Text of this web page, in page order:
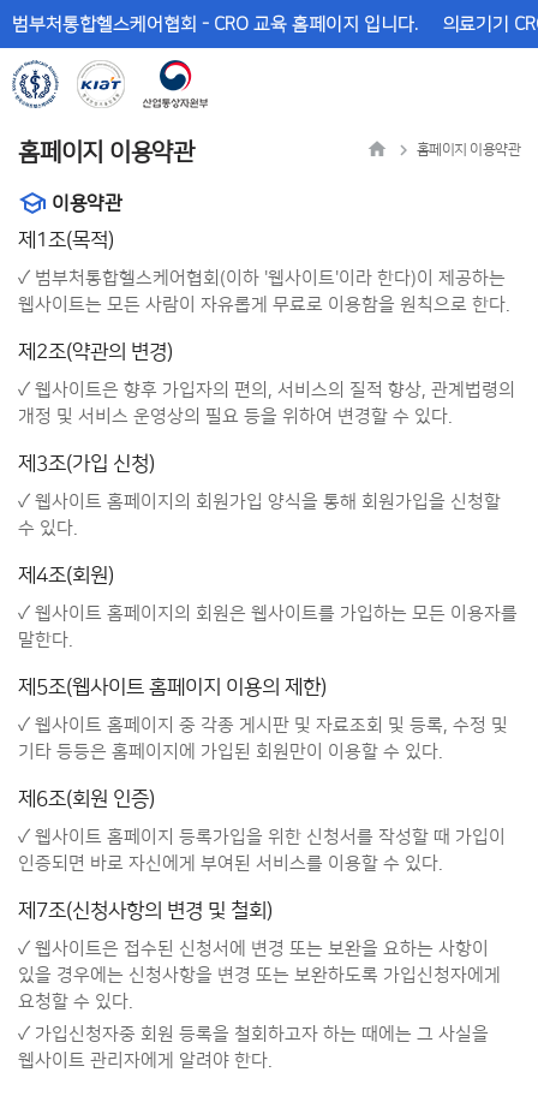
뉴
바
로
가
문
바
로
가
범부처통합헬스케어협회 - CRO 교육 홈페이지 입니다. 의료기기
홈페이지 이용약관 홈페이지 이용약관
이용약관
제1조(목적)
✓ 범부처통합헬스케어협회(이하 '웹사이트'이라 한다)이 제공하는
웹사이트는 모든 사람이 자유롭게 무료로 이용함을 원칙으로 한다.
제2조(약관의 변경)
✓ 웹사이트은 향후 가입자의 편의, 서비스의 질적 향상, 관계법령의
개정 및 서비스 운영상의 필요 등을 위하여 변경할 수 있다.
제3조(가입 신청)
✓ 웹사이트 홈페이지의 회원가입 양식을 통해 회원가입을 신청할
수 있다.
제4조(회원)
✓ 웹사이트 홈페이지의 회원은 웹사이트를 가입하는 모든 이용자를
말한다.
제5조(웹사이트 홈페이지 이용의 제한)
✓ 웹사이트 홈페이지 중 각종 게시판 및 자료조회 및 등록, 수정 및
기타 등등은 홈페이지에 가입된 회원만이 이용할 수 있다.
제6조(회원 인증)
✓ 웹사이트 홈페이지 등록가입을 위한 신청서를 작성할 때 가입이
인증되면 바로 자신에게 부여된 서비스를 이용할 수 있다.
제7조(신청사항의 변경 및 철회)
✓ 웹사이트은 접수된 신청서에 변경 또는 보완을 요하는 사항이
있을 경우에는 신청사항을 변경 또는 보완하도록 가입신청자에게
요청할 수 있다.
✓ 가입신청자중 회원 등록을 철회하고자 하는 때에는 그 사실을
웹사이트 관리자에게 알려야 한다.